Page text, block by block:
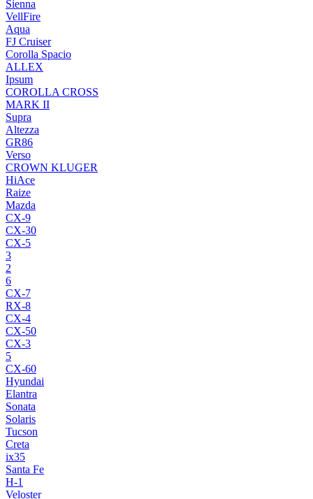
Sienna
VellFire
Aqua
FJ Cruiser
Corolla Spacio
ALLEX
Ipsum
COROLLA CROSS
MARK II
Supra
Altezza
GR86
Verso
CROWN KLUGER
HiAce
Raize
Mazda
CX-9
CX-30
CX-5
3
2
6
CX-7
RX-8
CX-4
CX-50
CX-3
5
CX-60
Hyundai
Elantra
Sonata
Solaris
Tucson
Creta
ix35
Santa Fe
H-1
Veloster